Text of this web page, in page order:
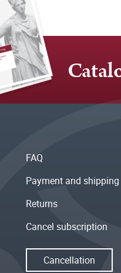
FAQ
Payment and shipping
Returns
Cancel subscription
Cancellation